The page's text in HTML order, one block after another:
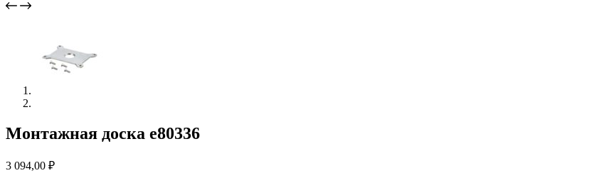
Монтажная доска e80336
3 094,00 ₽